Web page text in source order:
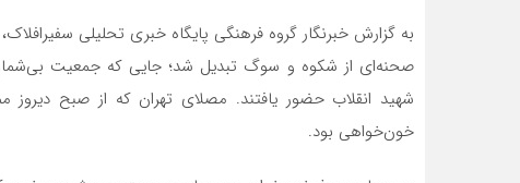
به گزارش خبرنگار گروه فرهنگی پایگاه خبری تحلیلی
صحنه‌ای از شکوه و سوگ تبدیل شد؛ جایی که جمعیت بی‌شمار
شهید انقلاب حضور یافتند. مصلای تهران که از صبح دیروز
خون‌خواهی بود.